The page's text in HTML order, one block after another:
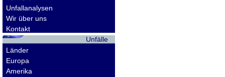
Unfallanalysen
Wir über uns
Kontakt
Unfälle
Länder
Europa
Amerika